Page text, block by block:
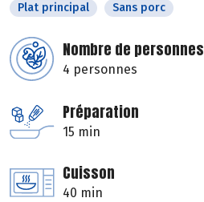
Plat principal Sans porc
Nombre de personnes
4 personnes
Préparation
15 min
Cuisson
40 min